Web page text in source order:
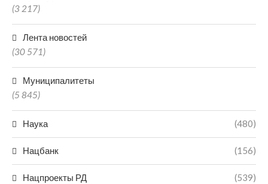
(3 217)
Лента новостей
(30 571)
Муниципалитеты
(5 845)
Наука (480)
Нацбанк (156)
Нацпроекты РД (539)